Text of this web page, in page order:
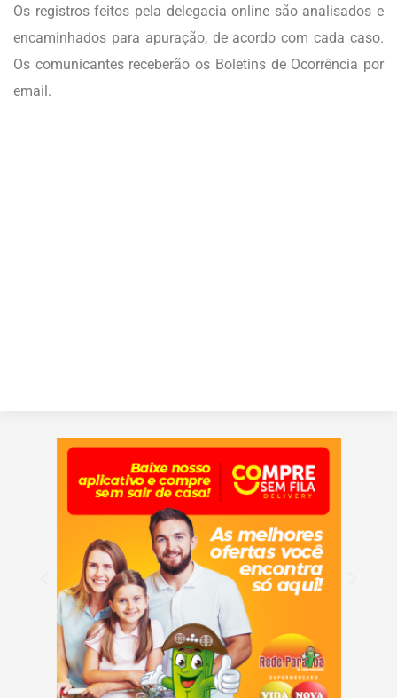
Os registros feitos pela delegacia online são analisados e
encaminhados para apuração, de acordo com cada caso.
Os comunicantes receberão os Boletins de Ocorrência por
email.